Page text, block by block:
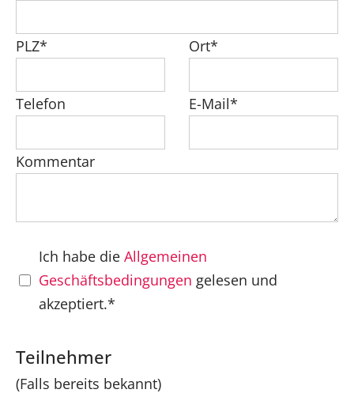
PLZ* Ort*
Telefon E-Mail*
Kommentar
Ich habe die Allgemeinen
Geschäftsbedingungen gelesen und
akzeptiert.*
Teilnehmer
(Falls bereits bekannt)